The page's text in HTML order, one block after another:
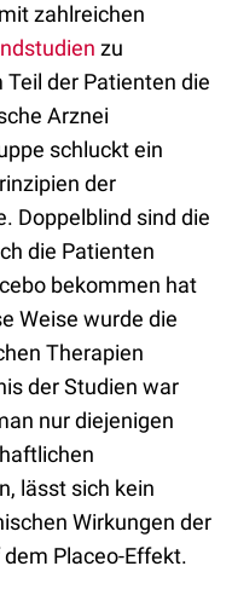
zahlreichen
zu
der Patienten die
Arznei
schluckt ein
der
Doppelblind sind die
die Patienten
bekommen hat
Weise wurde die
Therapien
der Studien war
nur diejenigen
lässt sich kein
Wirkungen der
Placeo-Effekt.